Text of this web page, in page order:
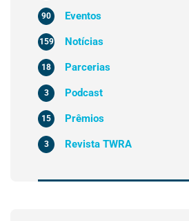
Eventos
90
Notícias
159
Parcerias
18
Podcast
3
Prêmios
15
Revista TWRA
3